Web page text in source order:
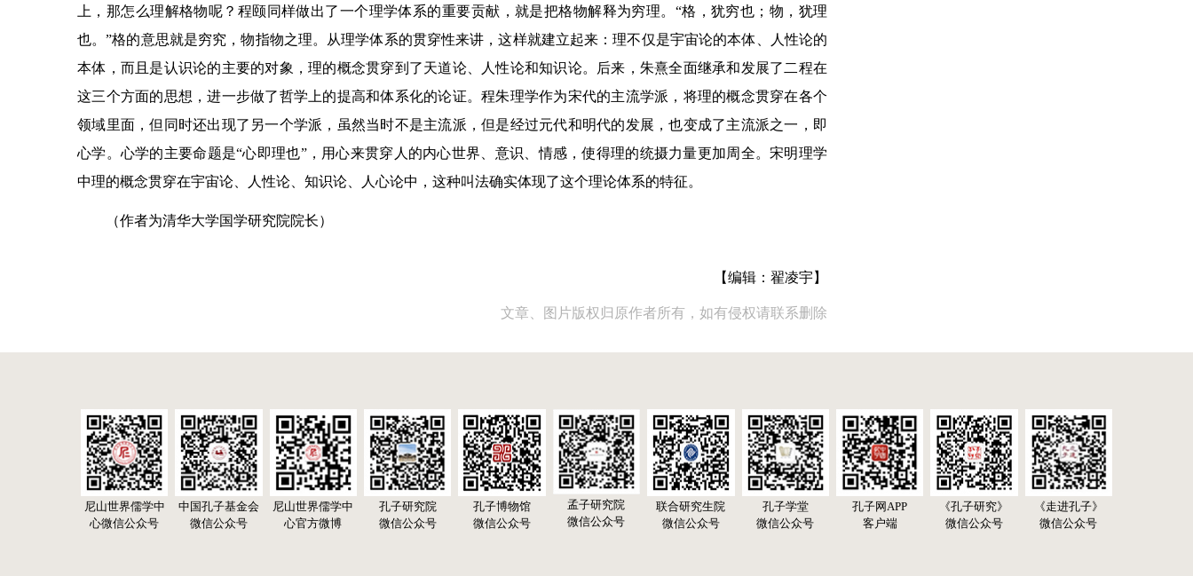
上，那怎么理解格物呢？程颐同样做出了一个理学体系的重要贡献，就是把格物解释为穷理。“格，犹穷也；物，犹理
也。”格的意思就是穷究，物指物之理。从理学体系的贯穿性来讲，这样就建立起来：理不仅是宇宙论的本体、人性论的
本体，而且是认识论的主要的对象，理的概念贯穿到了天道论、人性论和知识论。后来，朱熹全面继承和发展了二程在
这三个方面的思想，进一步做了哲学上的提高和体系化的论证。程朱理学作为宋代的主流学派，将理的概念贯穿在各个
领域里面，但同时还出现了另一个学派，虽然当时不是主流派，但是经过元代和明代的发展，也变成了主流派之一，即
心学。心学的主要命题是“心即理也”，用心来贯穿人的内心世界、意识、情感，使得理的统摄力量更加周全。宋明理学
中理的概念贯穿在宇宙论、人性论、知识论、人心论中，这种叫法确实体现了这个理论体系的特征。
（作者为清华大学国学研究院院长）
【编辑：翟凌宇】
文章、图片版权归原作者所有，如有侵权请联系删除
尼山世界儒学中
心微信公众号
中国孔子基金会
微信公众号
尼山世界儒学中
心官方微博
孔子研究院
微信公众号
孔子博物馆
微信公众号
孟子研究院
微信公众号
联合研究生院
微信公众号
孔子学堂
微信公众号
孔子网APP
客户端
《孔子研究》
微信公众号
《走进孔子》
微信公众号